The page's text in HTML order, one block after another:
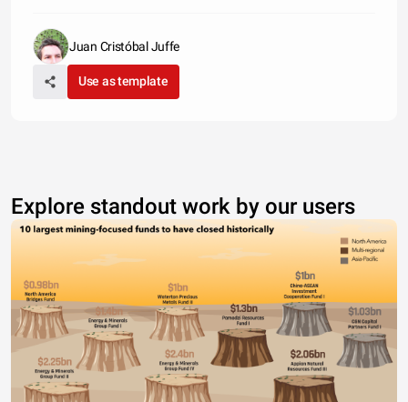
Juan Cristóbal Juffe
Use as template
Explore standout work by our users